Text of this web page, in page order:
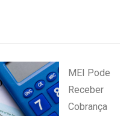
MEI Pode
Receber
Cobrança